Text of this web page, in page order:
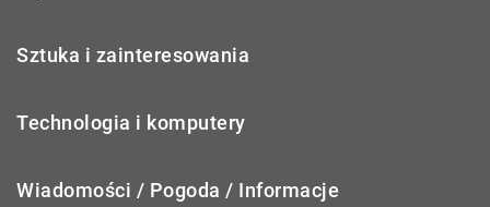
Sztuka i zainteresowania
Technologia i komputery
Wiadomości / Pogoda / Informacje